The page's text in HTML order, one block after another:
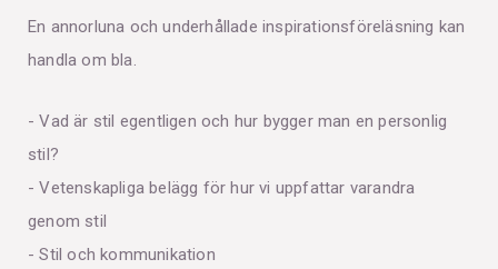
En annorluna och underhållade inspirationsföreläsning kan
handla om bla.
- Vad är stil egentligen och hur bygger man en personlig
stil?
- Vetenskapliga belägg för hur vi uppfattar varandra
genom stil
- Stil och kommunikation